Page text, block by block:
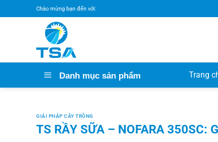
qua
Chào mừng bạn đến với:
Danh mục sản phẩm Trang
GIẢI PHÁP CÂY TRỒNG
TS RẦY SỮA – NOFARA